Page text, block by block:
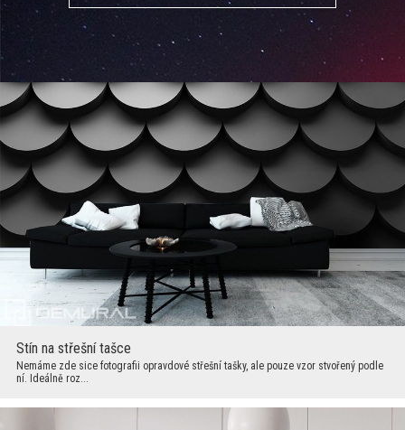
Stín na střešní tašce
Nemáme zde sice fotografii opravdové střešní tašky, ale pouze vzor stvořený podle
ní. Ideálně roz...